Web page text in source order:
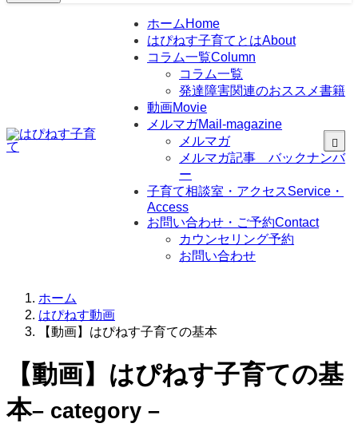
ホーム Home
はぴねす子育てとはAbout
コラム一覧Column
コラム一覧
発達障害関連のおススメ書籍
動画Movie
メルマガMail-magazine
メルマガ
メルマガ記事 バックナンバ
ー
子育て相談室・アクセスService・
Access
お問い合わせ・ご予約Contact
カウンセリング予約
お問い合わせ
ホーム
はぴねす動画
【動画】はぴねす子育ての基本
【動画】はぴねす子育ての基
本– category –